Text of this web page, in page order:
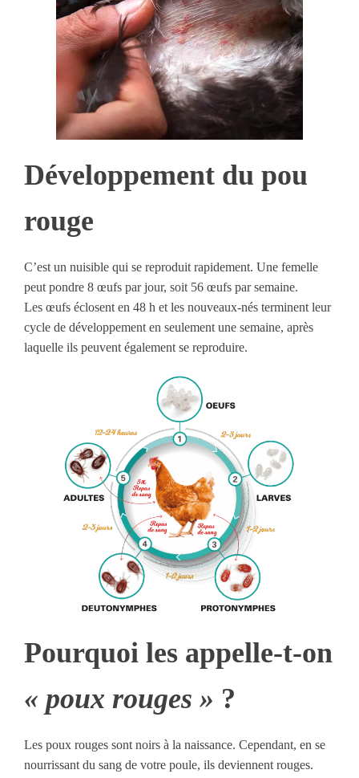
Développement du pou
rouge
C’est un nuisible qui se reproduit rapidement. Une femelle
peut pondre 8 œufs par jour, soit 56 œufs par semaine.
Les œufs éclosent en 48 h et les nouveaux-nés terminent leur
cycle de développement en seulement une semaine, après
laquelle ils peuvent également se reproduire.
Pourquoi les appelle-t-on
« poux rouges » ?
Les poux rouges sont noirs à la naissance. Cependant, en se
nourrissant du sang de votre poule, ils deviennent rouges.